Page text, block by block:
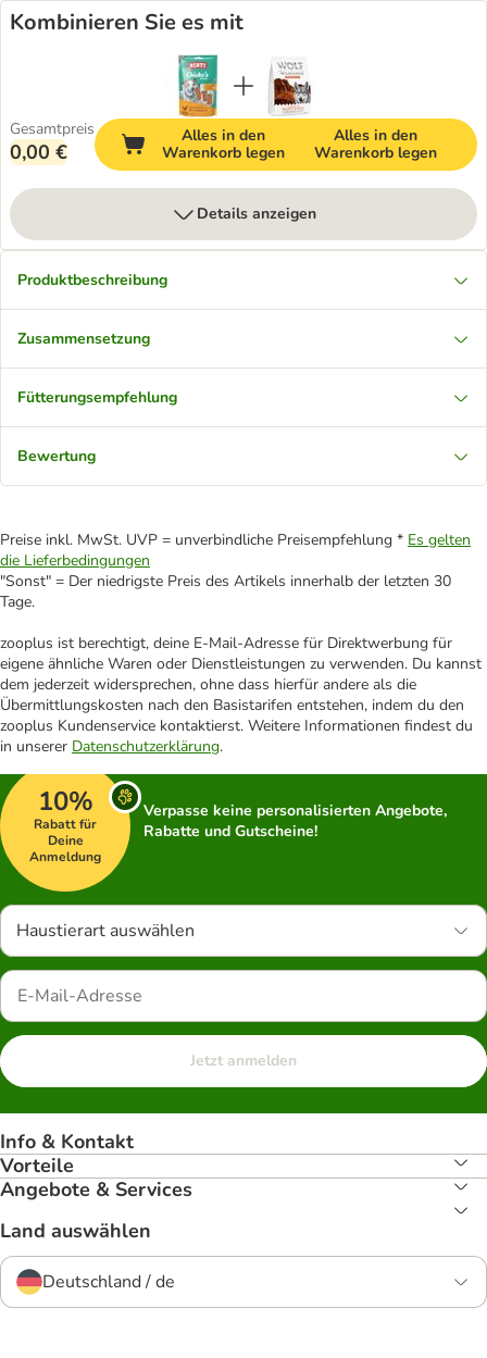
Kombinieren Sie es mit
Gesamtpreis
0,00 €
Alles in den
Warenkorb legen
Alles in den
Warenkorb legen
Details anzeigen
Produktbeschreibung
Zusammensetzung
Fütterungsempfehlung
Bewertung
Preise inkl. MwSt. UVP = unverbindliche Preisempfehlung * Es gelten
die Lieferbedingungen
"Sonst" = Der niedrigste Preis des Artikels innerhalb der letzten 30
Tage.
zooplus ist berechtigt, deine E-Mail-Adresse für Direktwerbung für
eigene ähnliche Waren oder Dienstleistungen zu verwenden. Du kannst
dem jederzeit widersprechen, ohne dass hierfür andere als die
Übermittlungskosten nach den Basistarifen entstehen, indem du den
zooplus Kundenservice kontaktierst. Weitere Informationen findest du
in unserer Datenschutzerklärung.
10%
Rabatt für
Deine
Anmeldung
Verpasse keine personalisierten Angebote,
Rabatte und Gutscheine!
Haustierart auswählen
Jetzt anmelden
Info & Kontakt
Vorteile
Angebote & Services
Land auswählen
Deutschland / de